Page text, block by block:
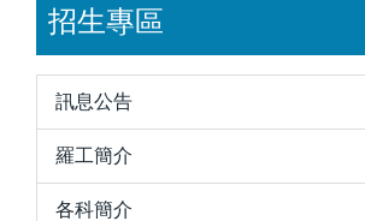
招生專區
訊息公告
羅工簡介
各科簡介